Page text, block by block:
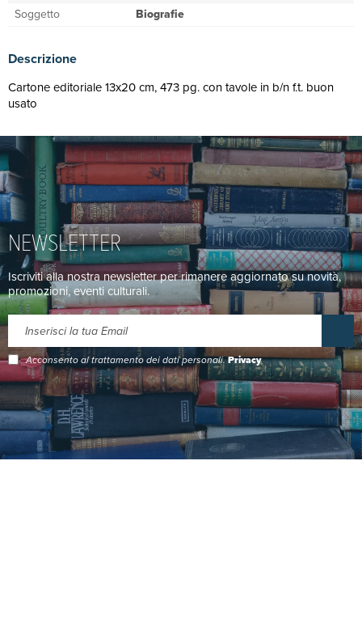
Soggetto
Biografie
Descrizione
Cartone editoriale 13x20 cm, 473 pg. con tavole in b/n f.t. buon
usato
NEWSLETTER
Iscriviti alla nostra newsletter per rimanere aggiornato su novità,
promozioni, eventi culturali.
Acconsento al trattamento dei dati personali.Privacy